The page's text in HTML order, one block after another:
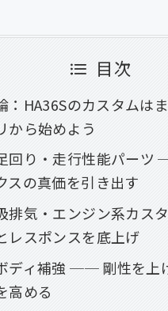
目次
：HA36Sのカスタムは
から始めよう
回り・走行性能パーツ
スの真価を引き出す
排気・エンジン系カス
レスポンスを底上げ
ディ補強 ── 剛性を上
高める